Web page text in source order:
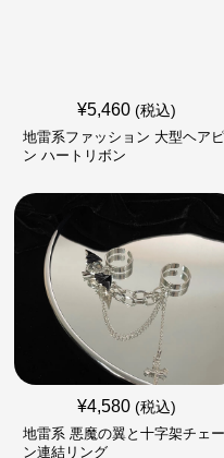
¥5,460 (税込)
地雷系ファッション 大型ヘアピ
ン ハートリボン
¥4,580 (税込)
地雷系 悪魔の翼と十字架チェー
ン連結リング